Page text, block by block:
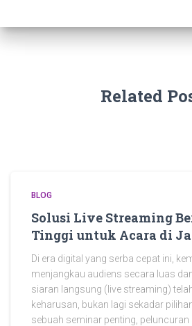
Related
BLOG
Solusi Live Streaming
Tinggi untuk Acara di
Di era digital yang serba cepat ini,
menjangkau audiens secara luas
siaran langsung (live streaming)
keharusan, bukan lagi sekadar
sebuah seminar penting, peluncuran